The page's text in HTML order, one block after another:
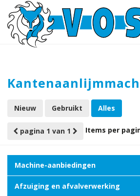
Nieuw Gebruikt Alles
pagina 1 van 1 Items per
Machine-aanbiedingen
Afzuiging en afvalverwerking